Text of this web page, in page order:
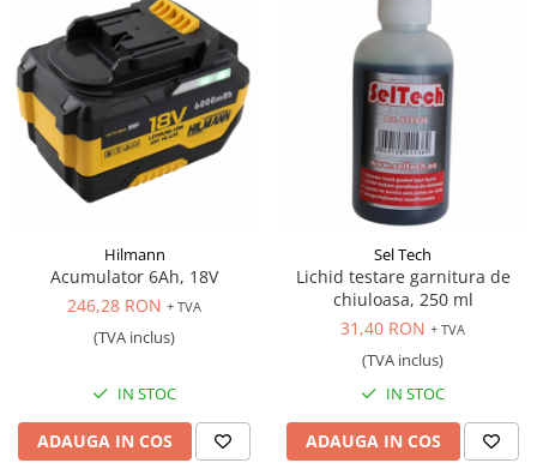
Hilmann
Acumulator 6Ah, 18V
246,28 RON + TVA
(TVA inclus)
IN STOC
ADAUGA IN COS
Sel Tech
Lichid testare garnitura de
chiuloasa, 250 ml
31,40 RON + TVA
(TVA inclus)
IN STOC
ADAUGA IN COS